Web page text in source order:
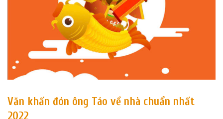
Văn khấn đón ông Táo về nhà chuẩn nhất
2022